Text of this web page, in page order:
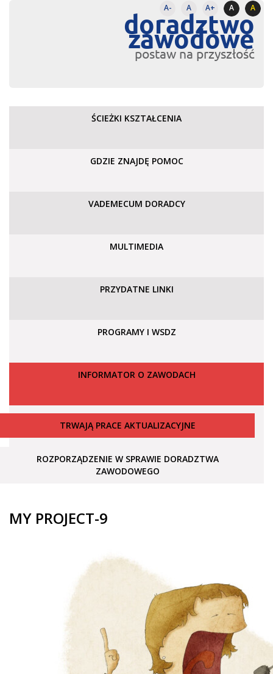
A- A A+ A A
doradztwo
zawodowe
postaw na przyszłość
ŚCIEŻKI KSZTAŁCENIA
GDZIE ZNAJDĘ POMOC
VADEMECUM DORADCY
MULTIMEDIA
PRZYDATNE LINKI
PROGRAMY I WSDZ
INFORMATOR O ZAWODACH
TRWAJĄ PRACE AKTUALIZACYJNE
ROZPORZĄDZENIE W SPRAWIE DORADZTWA
ZAWODOWEGO
MY PROJECT-9